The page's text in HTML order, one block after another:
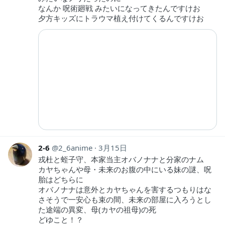
なんか 呪術廻戦 みたいになってきたんですけお
夕方キッズにトラウマ植え付けてくるんですけお
2-6 2_6anime 3月15日
戎杜と蛭子守、本家当主オバノナナと分家のナム
カヤちゃんや母・未来のお腹の中にいる妹の謎、呪
胎はどちらに
オバノナナは意外とカヤちゃんを害するつもりはな
さそうで一安心も束の間、未来の部屋に入ろうとし
た途端の異変、母(カヤの祖母)の死
どゆこと！？